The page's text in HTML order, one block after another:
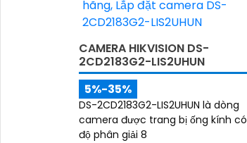
CAMERA HIKVISION DS-
2CD2183G2-LIS2UHUN
5%-35%
DS-2CD2183G2-LIS2UHUN là dòng
camera được trang bị ống kính có
độ phân giải 8